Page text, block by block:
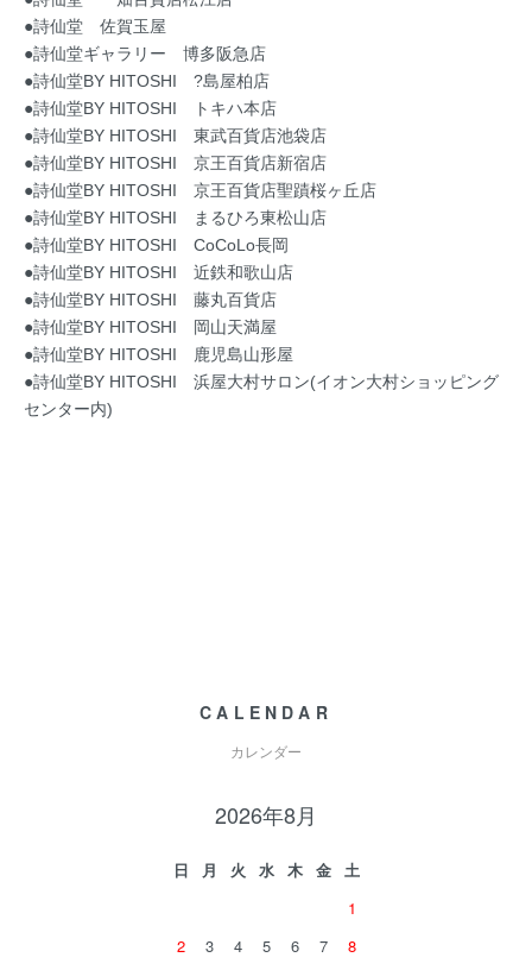
●詩仙堂 佐賀玉屋
●詩仙堂ギャラリー 博多阪急店
●詩仙堂BY HITOSHI ?島屋柏店
●詩仙堂BY HITOSHI トキハ本店
●詩仙堂BY HITOSHI 東武百貨店池袋店
●詩仙堂BY HITOSHI 京王百貨店新宿店
●詩仙堂BY HITOSHI 京王百貨店聖蹟桜ヶ丘店
●詩仙堂BY HITOSHI まるひろ東松山店
●詩仙堂BY HITOSHI CoCoLo長岡
●詩仙堂BY HITOSHI 近鉄和歌山店
●詩仙堂BY HITOSHI 藤丸百貨店
●詩仙堂BY HITOSHI 岡山天満屋
●詩仙堂BY HITOSHI 鹿児島山形屋
●詩仙堂BY HITOSHI 浜屋大村サロン(イオン大村ショッピング
センター内)
CALENDAR
カレンダー
2026年8月
日 月 火 水 木 金
土
1
2
3 4 5 6 7
8